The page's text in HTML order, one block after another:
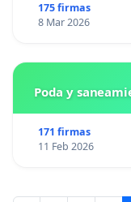
175 firmas
8 Mar 2026
Poda y
171 firmas
11 Feb 2026